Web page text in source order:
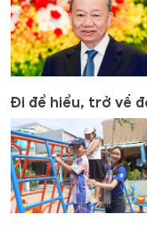
Đi để hiểu, trở về